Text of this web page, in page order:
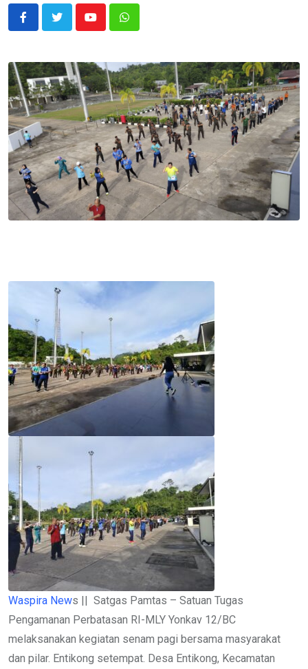
YoutubeWhatsapp
Waspira News || Satgas Pamtas – Satuan Tugas
Pengamanan Perbatasan RI-MLY Yonkav 12/BC
melaksanakan kegiatan senam pagi bersama masyarakat
dan pilar. Entikong setempat. Desa Entikong, Kecamatan